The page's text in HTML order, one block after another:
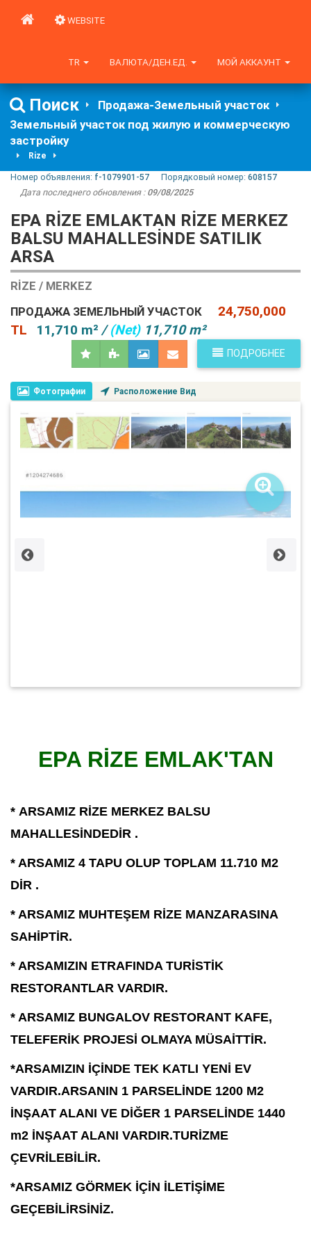
WEBSITE
МОЙ АККАУНТ
ВАЛЮТА/ДЕН.ЕД.
TR
Поиск
Продажа-Земельный участок
Земельный участок под жилую и коммерческую
застройку
Rize
Номер объявления: f-1079901-57 Порядковый номер: 608157
Дата последнего обновления :09/08/2025
EPA RİZE EMLAKTAN RİZE MERKEZ
BALSU MAHALLESİNDE SATILIK
ARSA
RIZE / MERKEZ
ПРОДАЖА ЗЕМЕЛЬНЫЙ УЧАСТОК
24,750,000
TL
11,710 m² /(Net)11,710 m²
ПОДРОБНЕЕ
Фотографии Расположение Вид
EPA RİZE EMLAK'TAN
* ARSAMIZ RİZE MERKEZ BALSU
MAHALLESİNDEDİR .
* ARSAMIZ 4 TAPU OLUP TOPLAM 11.710 M2
DİR .
* ARSAMIZ MUHTEŞEM RİZE MANZARASINA
SAHİPTİR.
* ARSAMIZIN ETRAFINDA TURİSTİK
RESTORANTLAR VARDIR.
* ARSAMIZ BUNGALOV RESTORANT KAFE,
TELEFERİK PROJESİ OLMAYA MÜSAİTTİR.
*ARSAMIZIN İÇİNDE TEK KATLI YENİ EV
VARDIR.ARSANIN 1 PARSELİNDE 1200 M2
İNŞAAT ALANI VE DİĞER 1 PARSELİNDE 1440
m2 İNŞAAT ALANI VARDIR.TURİZME
ÇEVRİLEBİLİR.
*ARSAMIZ GÖRMEK İÇİN İLETİŞİME
GEÇEBİLİRSİNİZ.